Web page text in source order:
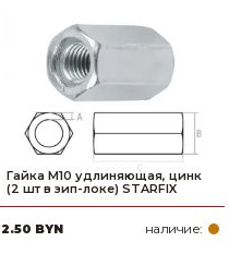
Гайка М10 удлиняющая, цинк
(2 шт в зип-локе) STARFIX
2.50 BYN наличие: